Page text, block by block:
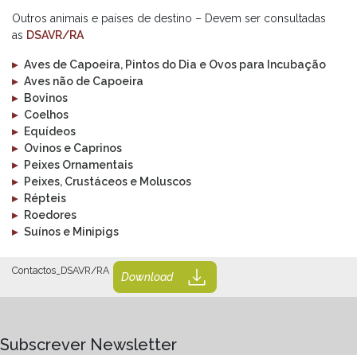
Outros animais e países de destino – Devem ser consultadas
as DSAVR/RA
▸ Aves de Capoeira, Pintos do Dia e Ovos para Incubação
▸ Aves não de Capoeira
▸
Bovinos
▸ Coelhos
▸
Equídeos
▸ Ovinos e Caprinos
▸
Peixes Ornamentais
▸
Peixes, Crustáceos e Moluscos
▸
Répteis
▸
Roedores
▸ Suínos e Minipigs
Contactos_DSAVR/RA Download
Subscrever Newsletter